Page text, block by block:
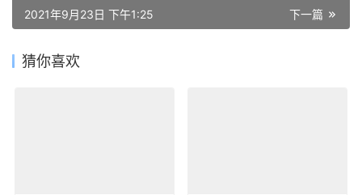
下一篇
2021年9月23日 下午1:25
猜你喜欢